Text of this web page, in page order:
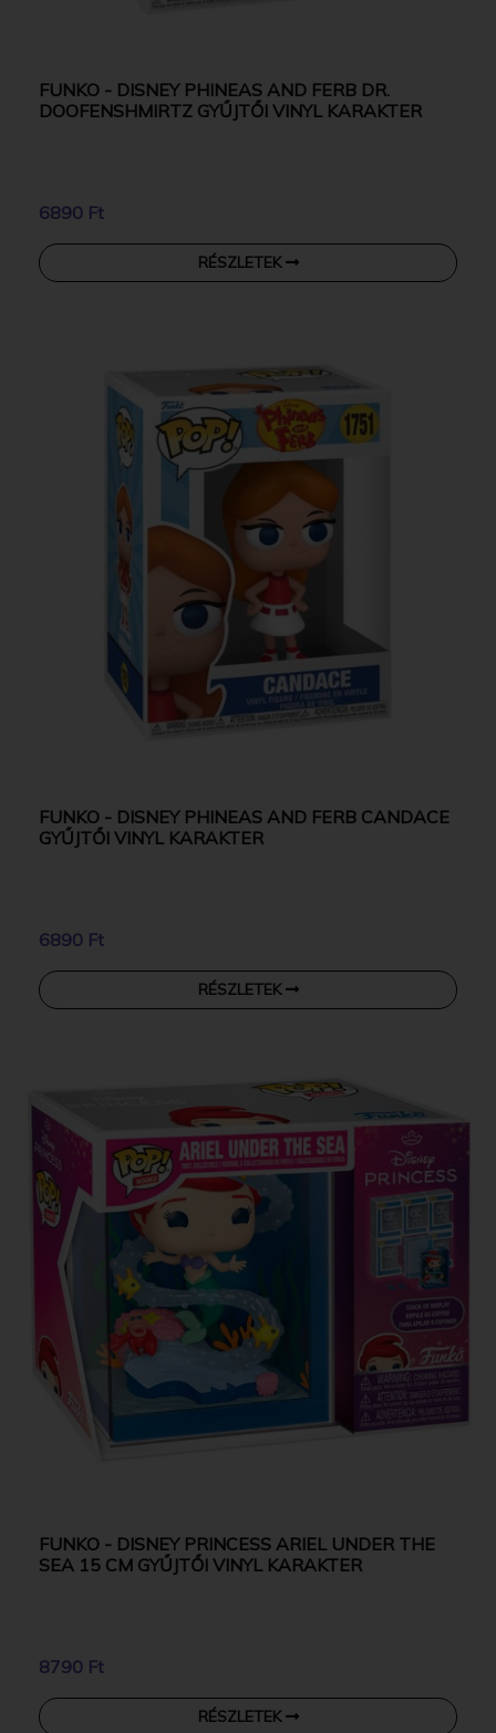
FUNKO - DISNEY PHINEAS AND FERB DR.
DOOFENSHMIRTZ GYŰJTŐI VINYL KARAKTER
6890 Ft
RÉSZLETEK
FUNKO - DISNEY PHINEAS AND FERB CANDACE
GYŰJTŐI VINYL KARAKTER
6890 Ft
RÉSZLETEK
FUNKO - DISNEY PRINCESS ARIEL UNDER THE
SEA 15 CM GYŰJTŐI VINYL KARAKTER
8790 Ft
RÉSZLETEK